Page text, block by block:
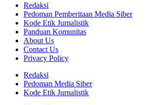
Redaksi
Pedoman Pemberitaan Media Siber
Kode Etik Jurnalistik
Panduan Komunitas
About Us
Contact Us
Privacy Policy
Redaksi
Pedoman Media Siber
Kode Etik Jurnalistik